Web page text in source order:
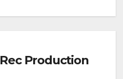
Rec Production